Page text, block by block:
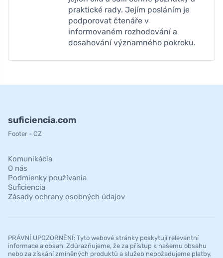
praktické rady. Jejím posláním je
podporovat čtenáře v
informovaném rozhodování a
dosahování významného pokroku.
suficiencia.com
Footer - CZ
Komunikácia
O nás
Podmienky používania
Suficiencia
Zásady ochrany osobných údajov
PRÁVNÍ UPOZORNĚNÍ: Tyto webové stránky poskytují relevantní
informace a obsah. Zdůrazňujeme, že za přístup k našemu obsahu
nebo za získání zmíněných produktů a služeb nepožadujeme platby,